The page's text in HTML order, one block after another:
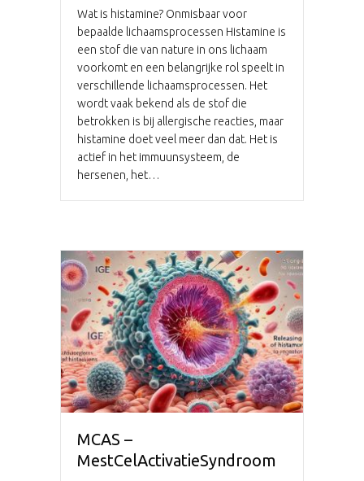
Wat is histamine? Onmisbaar voor
bepaalde lichaamsprocessen Histamine is
een stof die van nature in ons lichaam
voorkomt en een belangrijke rol speelt in
verschillende lichaamsprocessen. Het
wordt vaak bekend als de stof die
betrokken is bij allergische reacties, maar
histamine doet veel meer dan dat. Het is
actief in het immuunsysteem, de
hersenen, het…
MCAS –
MestCelActivatieSyndroom